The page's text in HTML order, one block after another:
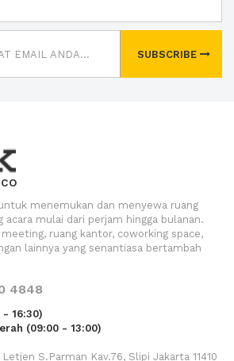
SUBSCRIBE
menemukan dan menyewa ruang
acara mulai dari perjam hingga bulanan.
ruang kantor, coworking space,
lainnya yang senantiasa bertambah
4848
16:30)
(09:00 - 13:00)
S.Parman Kav.76, Slipi Jakarta 11410